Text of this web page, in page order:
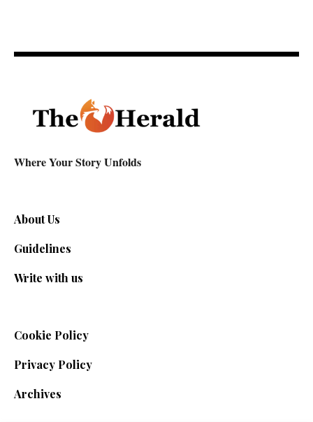
Where Your Story Unfolds
About Us
Guidelines
Write with us
Cookie Policy
Privacy Policy
Archives